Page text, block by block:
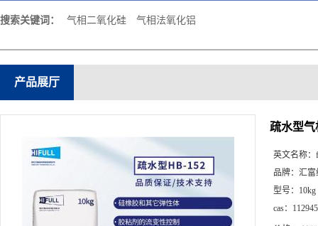
搜索关键词： 气相二氧化硅 气相法氧化铝
产品展厅
疏水型气
英文名称：
品牌： 汇富
型号： 10kg
cas：